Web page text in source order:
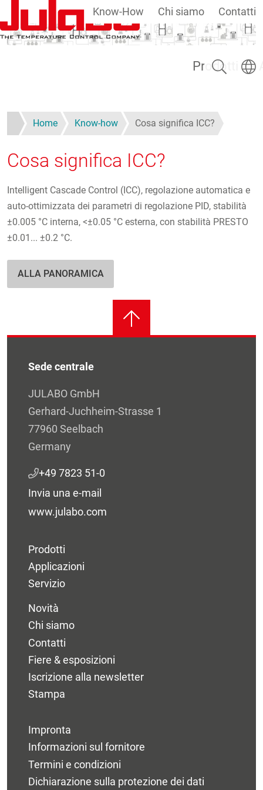
Salta al contenuto principale
Prodotti
Know-How Chi siamo Contatti
Ricerca
Home Know-how Cosa significa ICC?
Cosa significa ICC?
Intelligent Cascade Control (ICC), regolazione automatica e
auto-ottimizzata dei parametri di regolazione PID, stabilità
±0.005 °C interna, <±0.05 °C esterna, con stabilità PRESTO
±0.01... ±0.2 °C.
ALLA PANORAMICA
Sede centrale
JULABO GmbH
Gerhard-Juchheim-Strasse 1
77960 Seelbach
Germany
+49 7823 51-0
Invia una e-mail
www.julabo.com
Prodotti
Applicazioni
Servizio
Novità
Chi siamo
Contatti
Fiere & esposizioni
Iscrizione alla newsletter
Stampa
Impronta
Informazioni sul fornitore
Termini e condizioni
Dichiarazione sulla protezione dei dati